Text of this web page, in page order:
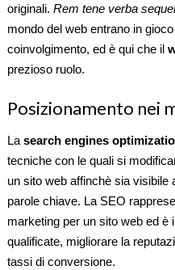
originali. Rem tene verba
mondo del web entrano in
coinvolgimento, ed è qui che il
prezioso ruolo.
Posizionamento nei
La search engines
tecniche con le quali si
un sito web affinchè sia visibile
parole chiave. La SEO
marketing per un sito web ed è
qualificate, migliorare la
tassi di conversione.